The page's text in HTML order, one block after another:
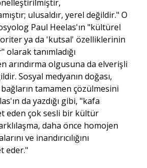
ulusaldır, yerel değildir." O
Paul Heelas'ın "kültürel
ya da 'kutsal' özelliklerinin
olarak tanımladığı
arındırma olgusuna da elverişli
Sosyal medyanın doğası,
tamamen çözülmesini
da yazdığı gibi, "kafa
eden çok sesli bir kültür
daha önce homojen
ve inandırıcılığını
eder."